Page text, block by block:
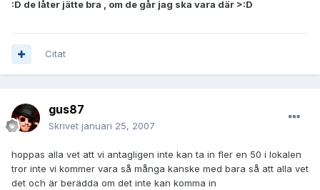
:D de låter jätte bra , om de går jag ska vara där >:D
Citat
gus87
Skrivet januari 25, 2007
hoppas alla vet att vi antagligen inte kan ta in fler en 50 i lokalen
tror inte vi kommer vara så många kanske med bara så att alla vet
det och är berädda om det inte kan komma in